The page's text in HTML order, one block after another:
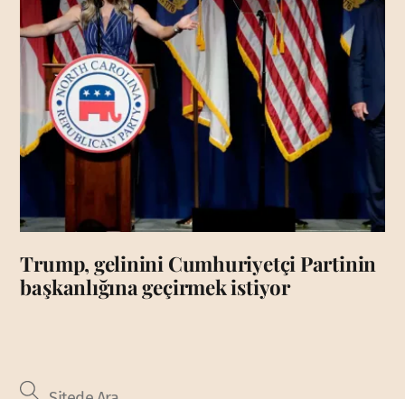
Trump, gelinini Cumhuriyetçi Partinin
başkanlığına geçirmek istiyor